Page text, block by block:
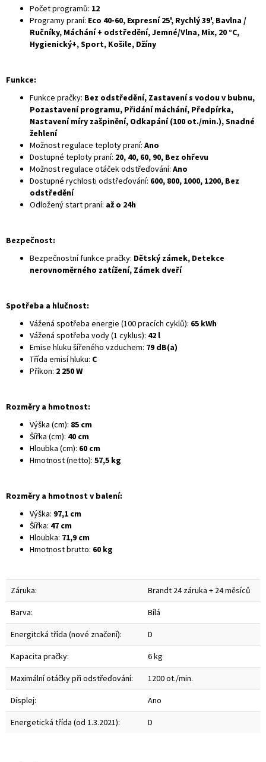
Počet programů: 12
Programy praní: Eco 40-60, Expresní 25', Rychlý 39', Bavlna /
Ručníky, Máchání + odstředění, Jemné/Vlna, Mix, 20 °C,
Hygienický+, Sport, Košile, Džíny
Funkce:
Funkce pračky: Bez odstředění, Zastavení s vodou v bubnu,
Pozastavení programu, Přidání máchání, Předpírka,
Nastavení míry zašpinění, Odkapání (100 ot./min.), Snadné
žehlení
Možnost regulace teploty praní: Ano
Dostupné teploty praní: 20, 40, 60, 90, Bez ohřevu
Možnost regulace otáček odstřeďování: Ano
Dostupné rychlosti odstřeďování: 600, 800, 1000, 1200, Bez
odstředění
Odložený start praní: až o 24h
Bezpečnost:
Bezpečnostní funkce pračky: Dětský zámek, Detekce
nerovnoměrného zatížení, Zámek dveří
Spotřeba a hlučnost:
Vážená spotřeba energie (100 pracích cyklů): 65 kWh
Vážená spotřeba vody (1 cyklus): 42 l
Emise hluku šířeného vzduchem: 79 dB(a)
Třída emisí hluku: C
Příkon: 2 250 W
Rozměry a hmotnost:
Výška (cm): 85 cm
Šířka (cm): 40 cm
Hloubka (cm): 60 cm
Hmotnost (netto): 57,5 kg
Rozměry a hmotnost v balení:
Výška: 97,1 cm
Šířka: 47 cm
Hloubka: 71,9 cm
Hmotnost brutto: 60 kg
Záruka: Brandt 24 záruka + 24 měsíců
Barva: Bílá
Energitcká třída (nové značení): D
Kapacita pračky: 6 kg
Maximální otáčky při odstřeďování: 1200 ot./min.
Displej: Ano
Energetická třída (od 1.3.2021): D